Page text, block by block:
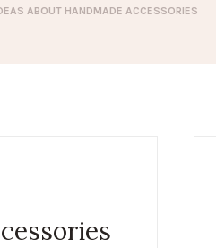
ABOUT HANDMADE ACCESSORIES